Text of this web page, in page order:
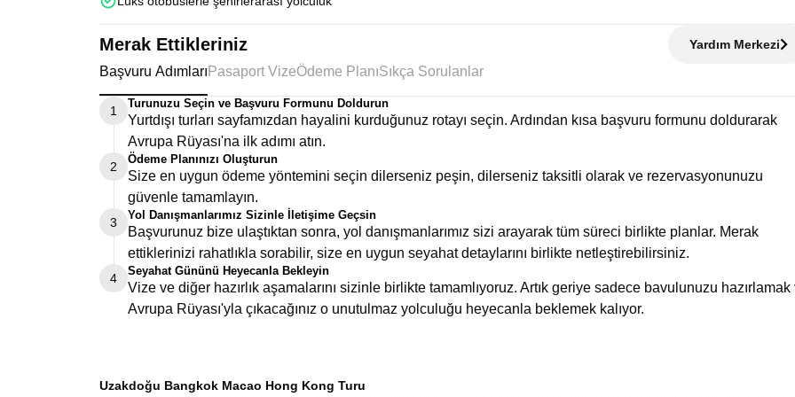
Merak Ettikleriniz Yardım Merkezi
Başvuru Adımları Pasaport VizeÖdeme Planı Sıkça Sorulanlar
1
Turunuzu Seçin ve Başvuru Formunu Doldurun
Yurtdışı turları sayfamızdan hayalini kurduğunuz rotayı seçin. Ardından kısa başvuru formunu doldurarak
Avrupa Rüyası'na ilk adımı atın.
2
Ödeme Planınızı Oluşturun
Size en uygun ödeme yöntemini seçin dilerseniz peşin, dilerseniz taksitli olarak ve rezervasyonunuzu
güvenle tamamlayın.
3
Yol Danışmanlarımız Sizinle İletişime Geçsin
Başvurunuz bize ulaştıktan sonra, yol danışmanlarımız sizi arayarak tüm süreci birlikte planlar. Merak
ettiklerinizi rahatlıkla sorabilir, size en uygun seyahat detaylarını birlikte netleştirebilirsiniz.
4
Seyahat Gününü Heyecanla Bekleyin
Vize ve diğer hazırlık aşamalarını sizinle birlikte tamamlıyoruz. Artık geriye sadece bavulunuzu hazırlamak
Avrupa Rüyası'yla çıkacağınız o unutulmaz yolculuğu heyecanla beklemek kalıyor.
Uzakdoğu Bangkok Macao Hong Kong Turu